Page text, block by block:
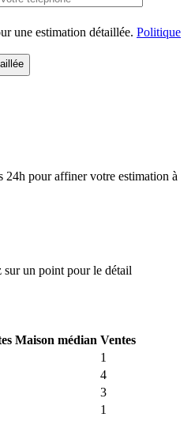
une estimation détaillée. Politique
24h pour affiner votre estimation à
sur un point pour le détail
Maison médian Ventes
1
4
3
1